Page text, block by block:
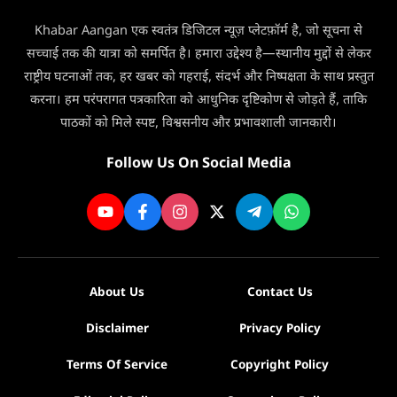
की
मौत
सप्ताह
में
सिर्फ
3
दिन
सेवा
Khabar Aangan एक स्वतंत्र डिजिटल न्यूज़ प्लेटफ़ॉर्म है, जो सूचना से
सच्चाई तक की यात्रा को समर्पित है। हमारा उद्देश्य है—स्थानीय मुद्दों से लेकर
राष्ट्रीय घटनाओं तक, हर खबर को गहराई, संदर्भ और निष्पक्षता के साथ प्रस्तुत
करना। हम परंपरागत पत्रकारिता को आधुनिक दृष्टिकोण से जोड़ते हैं, ताकि
पाठकों को मिले स्पष्ट, विश्वसनीय और प्रभावशाली जानकारी।
Follow Us On Social Media
About Us Contact Us
Disclaimer Privacy Policy
Terms Of Service Copyright Policy